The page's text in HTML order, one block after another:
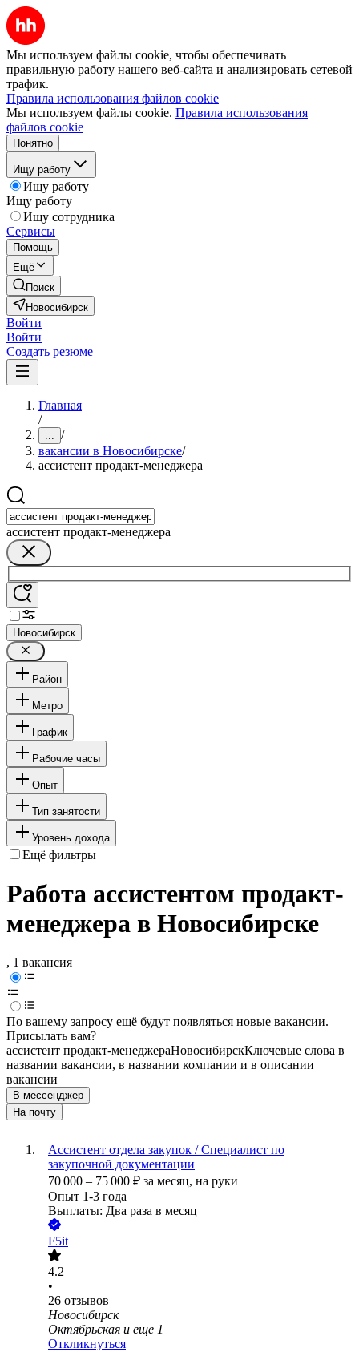
Мы используем файлы cookie, чтобы обеспечивать
правильную работу нашего веб-сайта и анализировать сетевой
трафик.
Правила использования файлов cookie
Мы используем файлы cookie. Правила использования
файлов cookie
Понятно
Ищу работу
Ищу работу
Ищу работу
Ищу сотрудника
Сервисы
Помощь
Ещё
Поиск
Новосибирск
Войти
Войти
Создать резюме
Главная
/
... /
вакансии в Новосибирске/
ассистент продакт-менеджера
ассистент продакт-менеджера
Новосибирск
Район
Метро
График
Рабочие часы
Опыт
Тип занятости
Уровень дохода
Ещё фильтры
Работа ассистентом продакт-
менеджера в Новосибирске
, 1 вакансия
По вашему запросу ещё будут появляться новые вакансии.
Присылать вам?
ассистент продакт-менеджераНовосибирскКлючевые слова в
названии вакансии, в названии компании и в описании
вакансии
В мессенджер
На почту
Ассистент отдела закупок / Специалист по
закупочной документации
70 000 – 75 000 ₽ за месяц, на руки
Опыт 1-3 года
Выплаты: Два раза в месяц
F5it
4.2
•
26 отзывов
Новосибирск
Октябрьская и еще 1
Откликнуться